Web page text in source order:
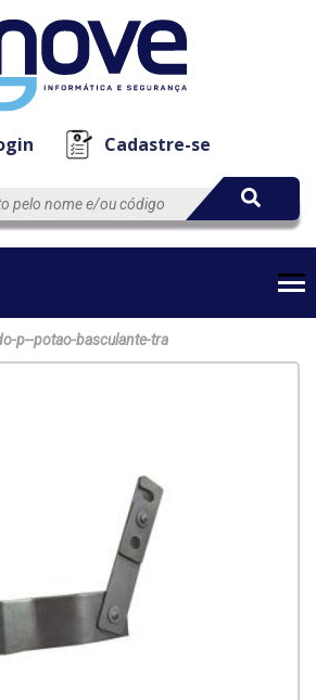
Cadastre-se
EmpresaAutomação
p--potao-basculante-tra